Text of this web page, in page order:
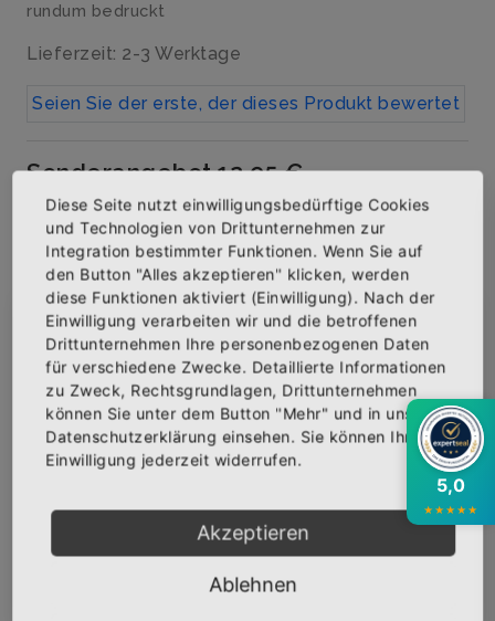
rundum bedruckt
Lieferzeit: 2-3 Werktage
Seien Sie der erste, der dieses Produkt bewertet
Sonderangebot 12,95 €
Normalpreis 14,95 €
Inkl. 19% Steuern,exkl.
Versandkosten
(13%
inkl. MwSt zzgl. Versandkosten
Artikelnummer: AK-MIWV-0101-FH
Menge
AUF DIE WUNSCHLISTE
Abonniere jetzt unseren Newsletter
Bekomme die aktuellsten News über neue
Produkte und zudem einen 10% Gutschein für
deine nächste Bestellung.
Abonnieren
5,0
★★★★★
Diese Seite nutzt einwilligungsbedürftige Cookies
und Technologien von Drittunternehmen zur
Integration bestimmter Funktionen. Wenn Sie auf
den Button "Alles akzeptieren" klicken, werden
diese Funktionen aktiviert (Einwilligung). Nach der
Einwilligung verarbeiten wir und die betroffenen
Drittunternehmen Ihre personenbezogenen Daten
für verschiedene Zwecke. Detaillierte Informationen
zu Zweck, Rechtsgrundlagen, Drittunternehmen
können Sie unter dem Button "Mehr" und in unserer
Datenschutzerklärung einsehen. Sie können Ihre
Einwilligung jederzeit widerrufen.
Akzeptieren
Ablehnen